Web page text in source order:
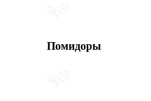
Помидоры